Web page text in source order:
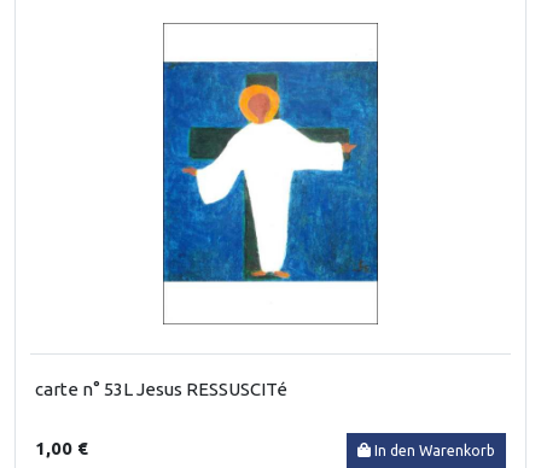
carte n° 53L Jesus RESSUSCITé
1,00 € In den Warenkorb